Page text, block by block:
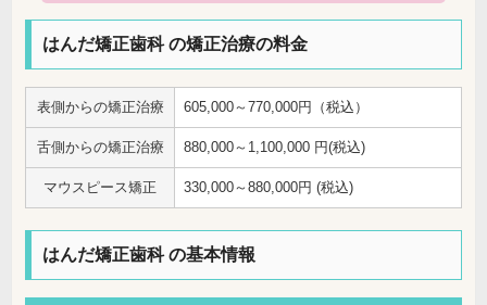
はんだ矯正歯科 の矯正治療の料金
表側からの矯正治療 605,000～770,000円（税込）
舌側からの矯正治療 880,000～1,100,000 円(税込)
マウスピース矯正 330,000～880,000円 (税込)
はんだ矯正歯科 の基本情報